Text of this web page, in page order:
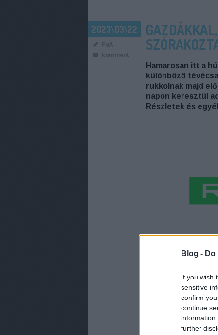
Blog -
If you wish
sensitive
confirm
continue
information
further
2023\03\22
FoA
komment
Hamarosan itt a
különböző
rukkolnak majd
napon keresztül
Részletek és